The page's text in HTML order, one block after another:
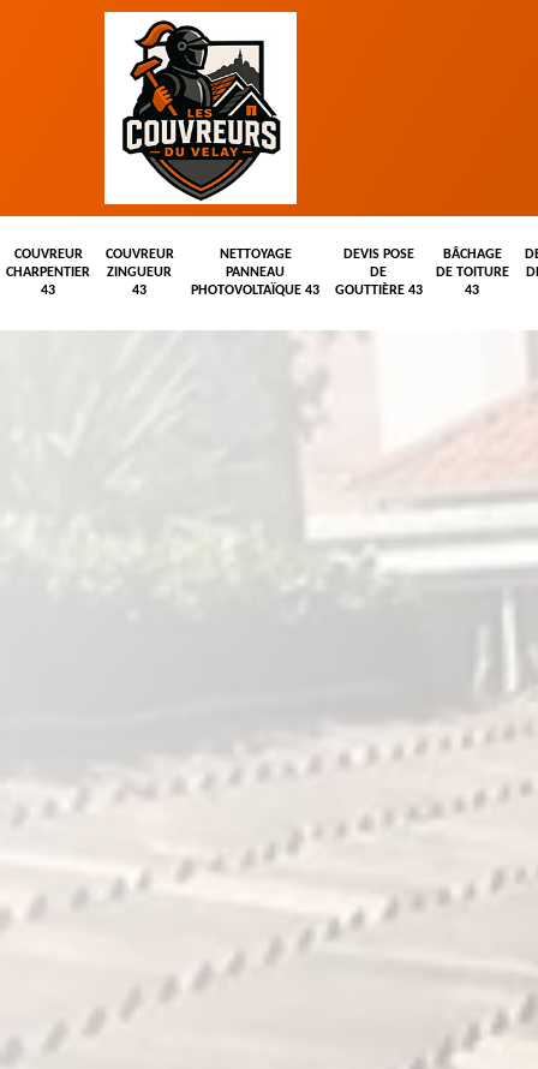
COUVREUR
CHARPENTIER
43
COUVREUR
ZINGUEUR
43
NETTOYAGE
PANNEAU
PHOTOVOLTAÏQUE 43
DEVIS POSE
DE
GOUTTIÈRE 43
BÂCHAGE
DE TOITURE
43